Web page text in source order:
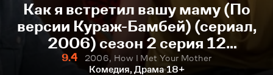
Как я встретил вашу маму (По
версии Кураж-Бамбей) (сериал,
2006) сезон 2 серия 12
смотреть онлайн
9.4
2006, How I Met Your Mother
Комедия, Драма 18+